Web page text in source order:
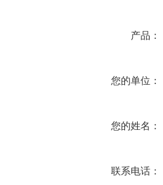
产品：
您的单位：
您的姓名：
联系电话：